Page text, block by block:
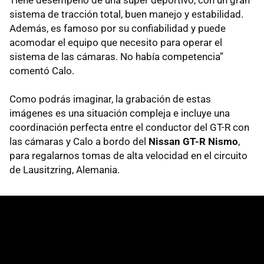
sistema de tracción total, buen manejo y estabilidad.
Además, es famoso por su confiabilidad y puede
acomodar el equipo que necesito para operar el
sistema de las cámaras. No había competencia”
comentó Calo.
Como podrás imaginar, la grabación de estas
imágenes es una situación compleja e incluye una
coordinación perfecta entre el conductor del GT-R con
las cámaras y Calo a bordo del Nissan GT-R Nismo,
para regalarnos tomas de alta velocidad en el circuito
de Lausitzring, Alemania.